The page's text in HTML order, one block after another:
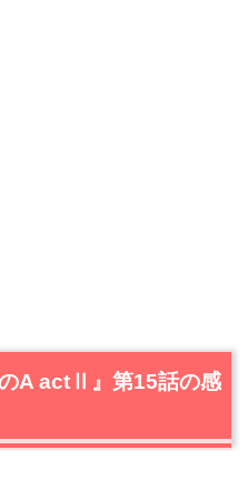
のA actⅡ』第15話の感